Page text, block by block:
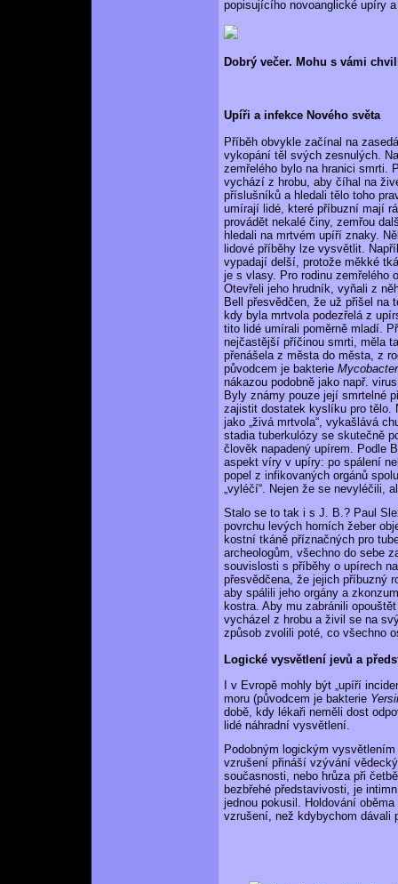
popisujícího novoanglické upíry
Dobrý večer. Mohu s vámi
Upíři a infekce Nového světa
Příběh obvykle začínal na
vykopání těl svých zesnulých.
zemřelého bylo na hranici smrti.
vychází z hrobu, aby číhal na
příslušníků a hledali tělo toho
umírají lidé, které příbuzní mají
provádět nekalé činy, zemřou
hledali na mrtvém upíří znaky.
lidové příběhy lze vysvětlit.
vypadají delší, protože měkké
je s vlasy. Pro rodinu zemřelého
Otevřeli jeho hrudník, vyňali z
Bell přesvědčen, že už přišel na
kdy byla mrtvola podezřelá z
tito lidé umírali poměrně mladí.
nejčastější příčinou smrti, měla
přenášela z města do města, z
původcem je bakterie
nákazou podobně jako např.
Byly známy pouze její smrtelné
zajistit dostatek kyslíku pro tělo.
jako „živá mrtvola“, vykašlává
stadia tuberkulózy se skutečně
člověk napadený upírem. Podle
aspekt víry v upíry: po spálení
popel z infikovaných orgánů
„vyléčí“. Nejen že se nevyléčili,
Stalo se to tak i s J. B.? Paul
povrchu levých horních žeber
kostní tkáně příznačných pro
archeologům, všechno do sebe
souvislosti s příběhy o upírech
přesvědčena, že jejich příbuzný
aby spálili jeho orgány a
kostra. Aby mu zabránili
vycházel z hrobu a živil se na
způsob zvolili poté, co všechno
Logické vysvětlení jevů a
I v Evropě mohly být „upíří
moru (původcem je bakterie
době, kdy lékaři neměli dost
lidé náhradní vysvětlení.
Podobným logickým
vzrušení přináší vzývání
současnosti, nebo hrůza při
bezbřehé představivosti, je
jednou pokusil. Holdování
vzrušení, než kdybychom dávali